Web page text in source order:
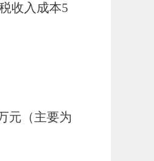
收入成本5
元（主要为